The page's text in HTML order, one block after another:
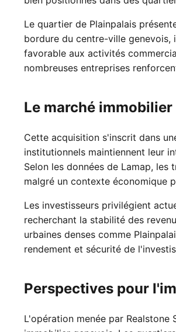
Le quartier de Plainpalais
bordure du centre-ville genevois,
favorable aux activités
nombreuses entreprises
Le marché
Cette acquisition s'inscrit dans
institutionnels maintiennent leur
Selon les données de Lamap,
malgré un contexte économique
Les investisseurs privilégient
recherchant la stabilité des
urbaines denses comme
rendement et sécurité de
Perspectives pour
L'opération menée par